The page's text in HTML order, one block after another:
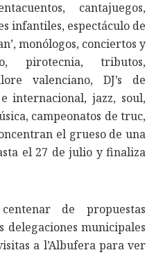
cantajuegos,
infantiles, espectáculo de
monólogos, conciertos y
pirotecnia, tributos,
valenciano, DJ’s de
internacional, jazz, soul,
campeonatos de truc,
el grueso de una
el 27 de julio y finaliza
de propuestas
delegaciones municipales
a l’Albufera para ver